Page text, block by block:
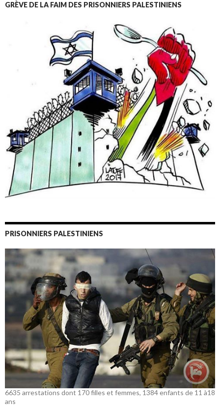
GRÈVE DE LA FAIM DES PRISONNIERS PALESTINIENS
PRISONNIERS PALESTINIENS
6635 arrestations dont 170 filles et femmes, 1384 enfants de 11 à18
ans